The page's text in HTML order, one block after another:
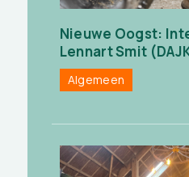
Nieuwe Oogst:
Lennart Smit
Algemeen